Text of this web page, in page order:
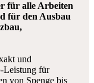
für alle Arbeiten
für den Ausbau
und
Leistung für
von Spenge bis